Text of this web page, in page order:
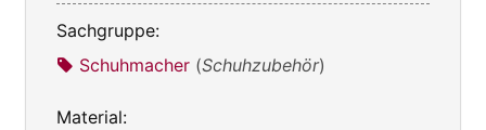
Sachgruppe:
Schuhmacher (Schuhzubehör)
Material: